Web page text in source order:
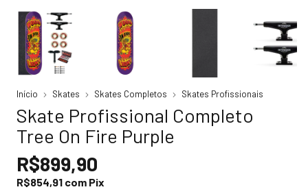
Início Skates Skates Completos Skates Profissionais
Skate Profissional Completo
Tree On Fire Purple
R$899,90
R$854,91 com Pix